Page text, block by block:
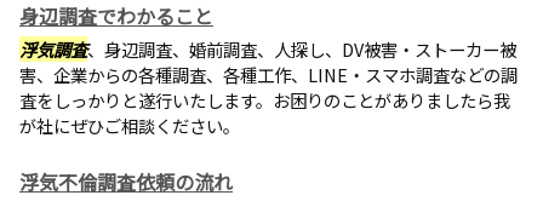
身辺調査でわかること
浮気調査、身辺調査、婚前調査、人探し、DV被害・ストーカー被
害、企業からの各種調査、各種工作、LINE・スマホ調査などの調
査をしっかりと遂行いたします。お困りのことがありましたら我
が社にぜひご相談ください。
浮気不倫調査依頼の流れ